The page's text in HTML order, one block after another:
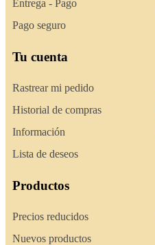
Entrega - Pago
Pago seguro
Tu cuenta
Rastrear mi pedido
Historial de compras
Información
Lista de deseos
Productos
Precios reducidos
Nuevos productos